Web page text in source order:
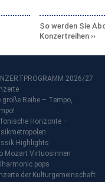
So werden Sie
Konzertreihen
2026/27
große Reihe – Tempo,
Horizonte –
Highlights
Mozart Virtuosinnen
pops
der Kulturgemeinschaft